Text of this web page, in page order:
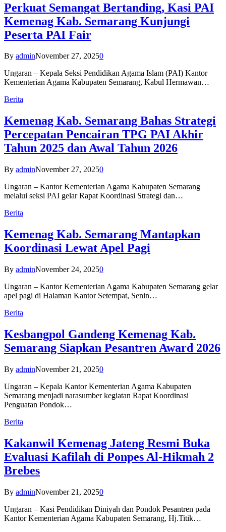
Perkuat Semangat Bertanding, Kasi PAI
Kemenag Kab. Semarang Kunjungi
Peserta PAI Fair
By adminNovember 27, 20250
Ungaran – Kepala Seksi Pendidikan Agama Islam (PAI) Kantor
Kementerian Agama Kabupaten Semarang, Kabul Hermawan…
Berita
Kemenag Kab. Semarang Bahas Strategi
Percepatan Pencairan TPG PAI Akhir
Tahun 2025 dan Awal Tahun 2026
By adminNovember 27, 20250
Ungaran – Kantor Kementerian Agama Kabupaten Semarang
melalui seksi PAI gelar Rapat Koordinasi Strategi dan…
Berita
Kemenag Kab. Semarang Mantapkan
Koordinasi Lewat Apel Pagi
By adminNovember 24, 20250
Ungaran – Kantor Kementerian Agama Kabupaten Semarang gelar
apel pagi di Halaman Kantor Setempat, Senin…
Berita
Kesbangpol Gandeng Kemenag Kab.
Semarang Siapkan Pesantren Award 2026
By adminNovember 21, 20250
Ungaran – Kepala Kantor Kementerian Agama Kabupaten
Semarang menjadi narasumber kegiatan Rapat Koordinasi
Penguatan Pondok…
Berita
Kakanwil Kemenag Jateng Resmi Buka
Evaluasi Kafilah di Ponpes Al-Hikmah 2
Brebes
By adminNovember 21, 20250
Ungaran – Kasi Pendidikan Diniyah dan Pondok Pesantren pada
Kantor Kementerian Agama Kabupaten Semarang, Hj.Titik…